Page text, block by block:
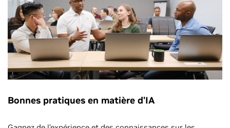
Bonnes pratiques en matière d'IA